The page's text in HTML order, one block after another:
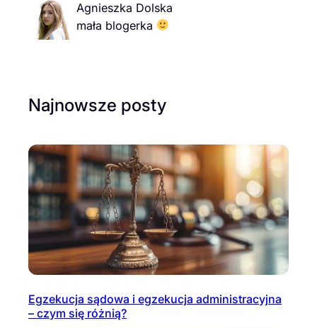
Agnieszka Dolska
mała blogerka
Najnowsze posty
Egzekucja sądowa i egzekucja administracyjna
– czym się różnią?